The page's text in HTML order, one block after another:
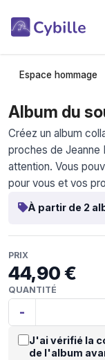
Espace hommage
Album du
Créez un album
proches de Jeanne
attention. Vous
pour vous et vos
À partir de 2
PRIX
44,90 €
QUANTITÉ
-
J'ai vérifié la
de l'album